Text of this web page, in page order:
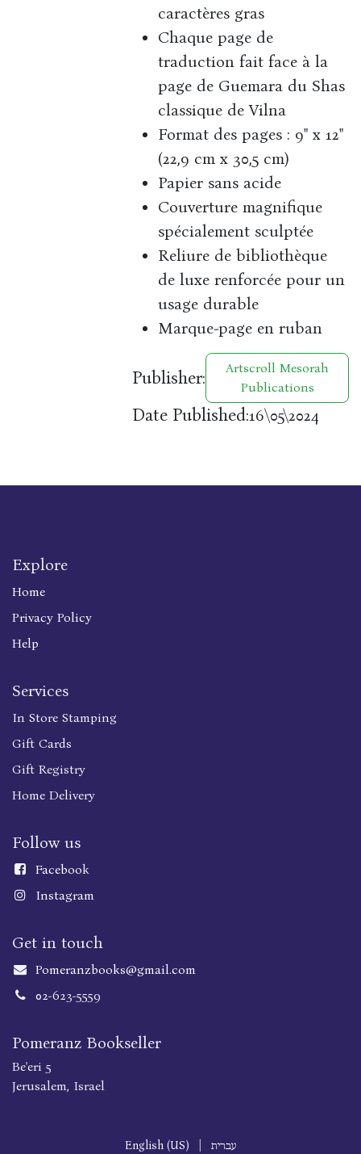
caractères gras
Chaque page de
traduction fait face à la
page de Guemara du Shas
classique de Vilna
Format des pages : 9" x 12"
(22,9 cm x 30,5 cm)
Papier sans acide
Couverture magnifique
spécialement sculptée
Reliure de bibliothèque
de luxe renforcée pour un
usage durable
Marque-page en ruban
Publisher:
Artscroll Mesorah
Publications
Date Published:16\05\2024
Explore
Home
Privacy Policy
Help
Services
In Store Stamping
Gift Cards
Gift Registry
Home Delivery
Follow us
Facebook
Instagram
Get in touch
Pomeranzbooks@gmail.com
02-623-5559
Pomeranz Bookseller
Be'eri 5
Jerusalem, Israel
English (US) עברית